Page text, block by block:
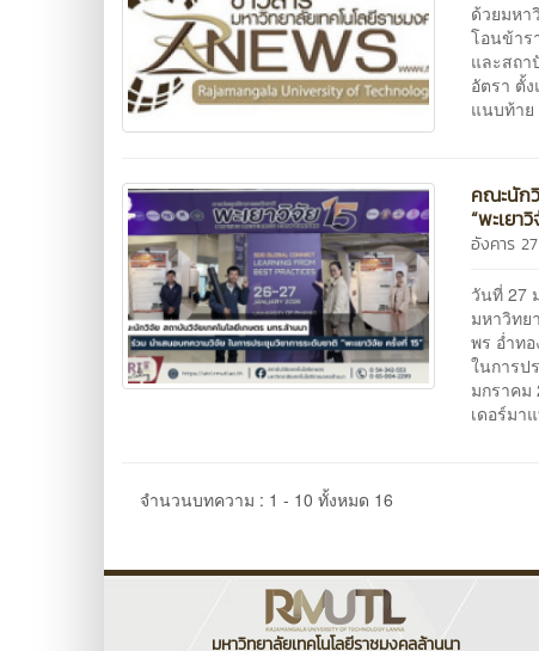
ด้วยมหา
โอนข้าร
และสถา
อัตรา ตั้
แนบท้า
คณะนัก
“พะเยา
อังคาร
วันที่ 27
มหาวิทย
พร อ่ำท
ในการป
มกราคม
เดอร์มา
จำนวนบทความ : 1 - 10 ทั้งหมด 16
มหาวิทยาลัยเทคโนโลยีราชมงคลล้านนา